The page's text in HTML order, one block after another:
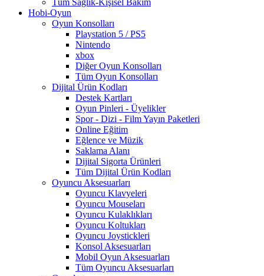
Tüm Sağlık-Kişisel Bakım
Hobi-Oyun
Oyun Konsolları
Playstation 5 / PS5
Nintendo
xbox
Diğer Oyun Konsolları
Tüm Oyun Konsolları
Dijital Ürün Kodları
Destek Kartları
Oyun Pinleri - Üyelikler
Spor - Dizi - Film Yayın Paketleri
Online Eğitim
Eğlence ve Müzik
Saklama Alanı
Dijital Sigorta Ürünleri
Tüm Dijital Ürün Kodları
Oyuncu Aksesuarları
Oyuncu Klavyeleri
Oyuncu Mouseları
Oyuncu Kulaklıkları
Oyuncu Koltukları
Oyuncu Joystickleri
Konsol Aksesuarları
Mobil Oyun Aksesuarları
Tüm Oyuncu Aksesuarları